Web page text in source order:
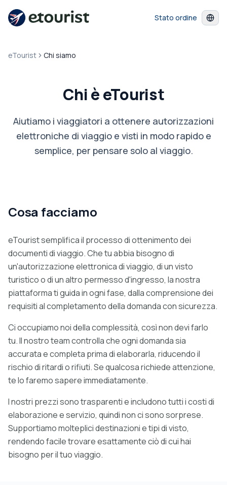
Stato ordine
eTourist Chi siamo
Chi è eTourist
Aiutiamo i viaggiatori a ottenere autorizzazioni
elettroniche di viaggio e visti in modo rapido e
semplice, per pensare solo al viaggio.
Cosa facciamo
eTourist semplifica il processo di ottenimento dei
documenti di viaggio. Che tu abbia bisogno di
un'autorizzazione elettronica di viaggio, di un visto
turistico o di un altro permesso d'ingresso, la nostra
piattaforma ti guida in ogni fase, dalla comprensione dei
requisiti al completamento della domanda con sicurezza.
Ci occupiamo noi della complessità, così non devi farlo
tu. Il nostro team controlla che ogni domanda sia
accurata e completa prima di elaborarla, riducendo il
rischio di ritardi o rifiuti. Se qualcosa richiede attenzione,
te lo faremo sapere immediatamente.
I nostri prezzi sono trasparenti e includono tutti i costi di
elaborazione e servizio, quindi non ci sono sorprese.
Supportiamo molteplici destinazioni e tipi di visto,
rendendo facile trovare esattamente ciò di cui hai
bisogno per il tuo viaggio.